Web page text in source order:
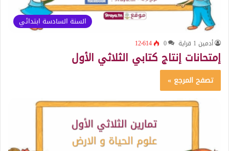
السنة السادسة ابتدائي
أدمين 1 قراية 0 12٬614
إمتحانات إنتاج كتابي الثلاثي الأول
تصفح المرجع »